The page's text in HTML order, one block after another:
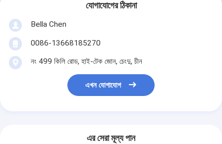
যোগাযোগের ঠিকানা
Bella Chen
0086-13668185270
নং 499 কিলি রোড, হাই-টেক জোন, চেংদু, চীন
এখন যোগাযোগ
এর সেরা মূল্য পান